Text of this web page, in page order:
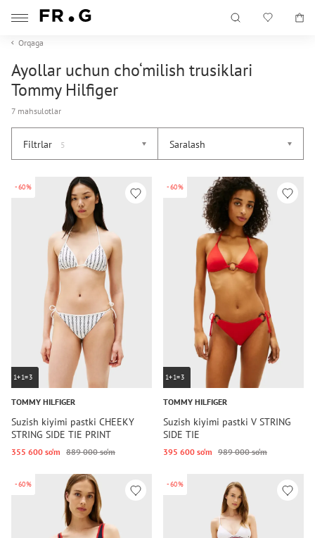
Orqaga
Ayollar uchun cho‘milish trusiklari
Tommy Hilfiger
7 mahsulotlar
Filtrlar 5 Saralash
-60%
1+1=3
TOMMY HILFIGER
Suzish kiyimi pastki CHEEKY
STRING SIDE TIE PRINT
355 600 so‘m 889 000 so‘m
-60%
1+1=3
TOMMY HILFIGER
Suzish kiyimi pastki V STRING
SIDE TIE
395 600 so‘m 989 000 so‘m
-60% -60%